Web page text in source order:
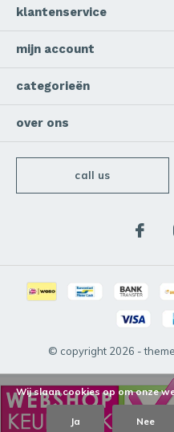
klantenservice
mijn account
categorieën
over ons
call us
© copyright 2026 -
Wij slaan cookies op om onze
Ja Nee